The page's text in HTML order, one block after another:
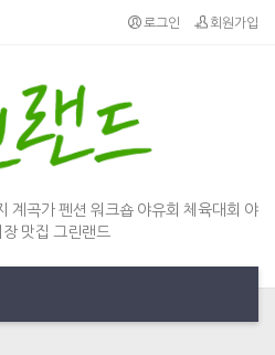
로그인 회원가입
계곡가 펜션 워크숍 야유회 체육대회 야
맛집 그린랜드